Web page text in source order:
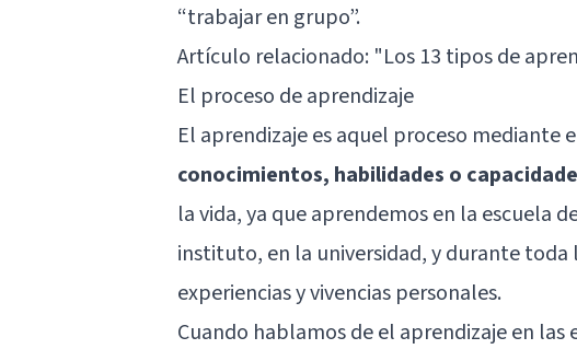
“trabajar en grupo”.
Artículo relacionado: "Los 13 tipos de
El proceso de aprendizaje
El aprendizaje es aquel proceso mediante
conocimientos, habilidades o
la vida, ya que aprendemos en la escuela
instituto, en la universidad, y durante toda
experiencias y vivencias personales.
Cuando hablamos de el aprendizaje en las